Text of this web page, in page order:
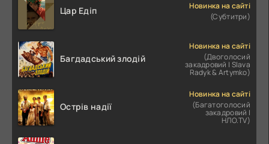
Цар Едіп
Новинка на сайті
(Субтитри)
Багдадський злодій
Новинка на сайті
(Двоголосий
закадровий | Slava
Radyk & Artymko)
Острів надії
Новинка на сайті
(Багатоголосий
закадровий |
НЛО.TV)